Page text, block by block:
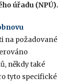
úřadu (NPÚ).
na požadované
někdy také
tyto specifické